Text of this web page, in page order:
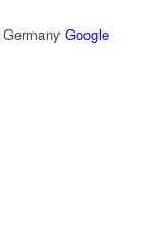
Germany Google